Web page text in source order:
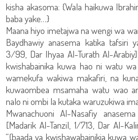
kisha akasoma: {Wala haikuwa
baba yake…}
Maana hiyo imetajwa na wengi wa
Baydhawiy anasema katika tafsiri
3/99, Dar Ihyaa Al-Turath Al-
kwishabainika kuwa hao ni watu
wamekufa wakiwa makafiri, na
kuwaombea msamaha watu wao
nalo ni ombi la kutaka waruzukiwa
Mwanachuoni Al-Nasafiy
[Madarik Al-Tanzil, 1/713, Dar Al-
“{baada ya kwishawabainikia kuwa